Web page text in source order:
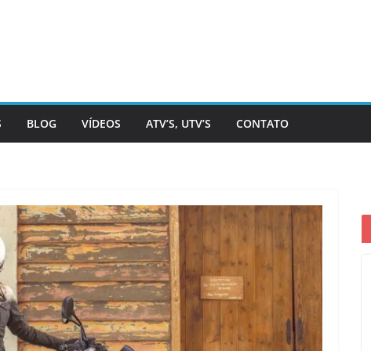
BLOG VÍDEOS ATV’S, UTV’S CONTATO